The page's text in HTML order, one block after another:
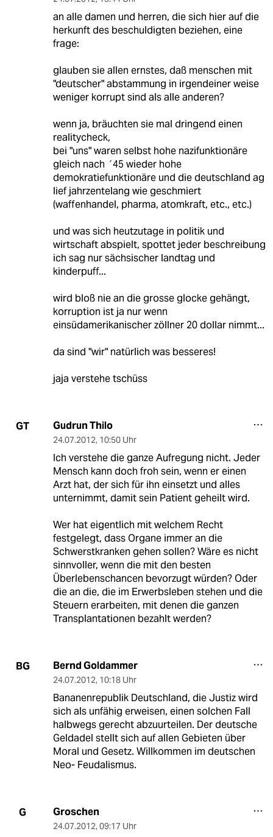
an alle damen und herren, die sich hier auf die
herkunft des beschuldigten beziehen, eine
frage:
glauben sie allen ernstes, daß menschen mit
"deutscher" abstammung in irgendeiner weise
weniger korrupt sind als alle anderen?
wenn ja, bräuchten sie mal dringend einen
realitycheck,
bei "uns" waren selbst hohe nazifunktionäre
gleich nach ´45 wieder hohe
demokratiefunktionäre und die deutschland ag
lief jahrzentelang wie geschmiert
(waffenhandel, pharma, atomkraft, etc., etc.)
und was sich heutzutage in politik und
wirtschaft abspielt, spottet jeder beschreibung
ich sag nur sächsischer landtag und
kinderpuff...
wird bloß nie an die grosse glocke gehängt,
korruption ist ja nur wenn
einsüdamerikanischer zöllner 20 dollar nimmt...
da sind "wir" natürlich was besseres!
jaja verstehe tschüss
GT Gudrun Thilo
24.07.2012, 10:50 Uhr
Ich verstehe die ganze Aufregung nicht. Jeder
Mensch kann doch froh sein, wenn er einen
Arzt hat, der sich für ihn einsetzt und alles
unternimmt, damit sein Patient geheilt wird.
Wer hat eigentlich mit welchem Recht
festgelegt, dass Organe immer an die
Schwerstkranken gehen sollen? Wäre es nicht
sinnvoller, wenn die mit den besten
Überlebenschancen bevorzugt würden? Oder
die an die, die im Erwerbsleben stehen und die
Steuern erarbeiten, mit denen die ganzen
Transplantationen bezahlt werden?
BG Bernd Goldammer
24.07.2012, 10:18 Uhr
Bananenrepublik Deutschland, die Justiz wird
sich als unfähig erweisen, einen solchen Fall
halbwegs gerecht abzuurteilen. Der deutsche
Geldadel stellt sich auf allen Gebieten über
Moral und Gesetz. Willkommen im deutschen
Neo- Feudalismus.
G Groschen
24.07.2012, 09:17 Uhr